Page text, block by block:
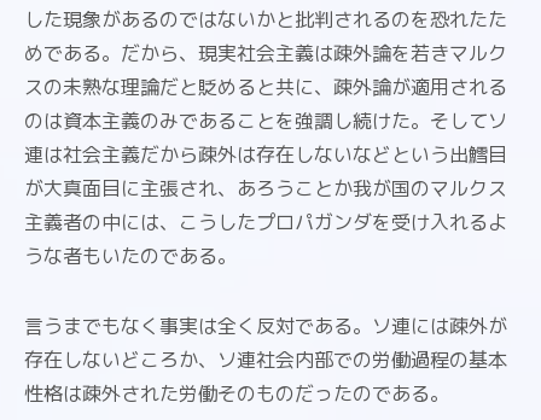
した現象があるのではないかと批判されるのを恐れたた
めである。だから、現実社会主義は疎外論を若きマルク
スの未熟な理論だと貶めると共に、疎外論が適用される
のは資本主義のみであることを強調し続けた。そしてソ
連は社会主義だから疎外は存在しないなどという出鱈目
が大真面目に主張され、あろうことか我が国のマルクス
主義者の中には、こうしたプロパガンダを受け入れるよ
うな者もいたのである。
言うまでもなく事実は全く反対である。ソ連には疎外が
存在しないどころか、ソ連社会内部での労働過程の基本
性格は疎外された労働そのものだったのである。